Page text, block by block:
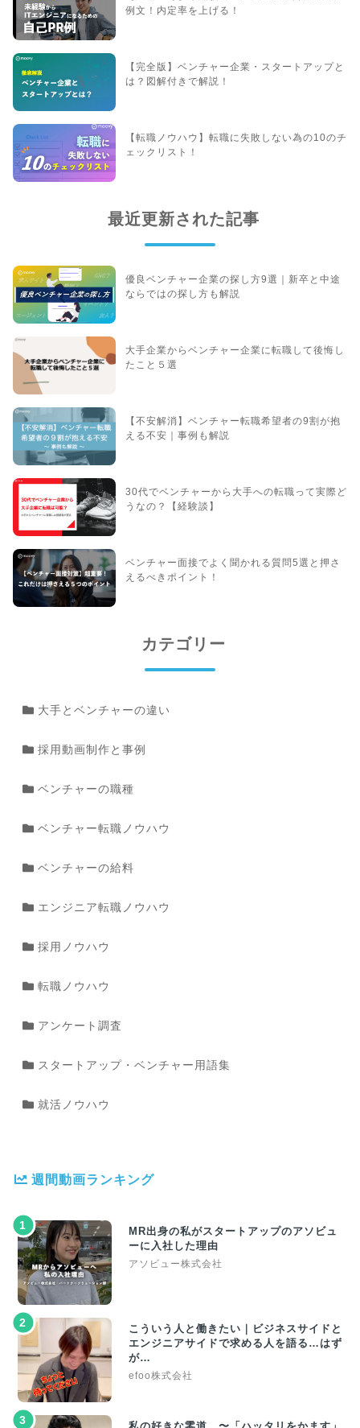
例文！内定率を上げる！
【完全版】ベンチャー企業・スタートアップと
は？図解付きで解説！
【転職ノウハウ】転職に失敗しない為の10のチ
ェックリスト！
最近更新された記事
優良ベンチャー企業の探し方9選｜新卒と中途
ならではの探し方も解説
大手企業からベンチャー企業に転職して後悔し
たこと５選
【不安解消】ベンチャー転職希望者の9割が抱
える不安｜事例も解説
30代でベンチャーから大手への転職って実際ど
うなの？【経験談】
ベンチャー面接でよく聞かれる質問5選と押さ
えるべきポイント！
カテゴリー
大手とベンチャーの違い
採用動画制作と事例
ベンチャーの職種
ベンチャー転職ノウハウ
ベンチャーの給料
エンジニア転職ノウハウ
採用ノウハウ
転職ノウハウ
アンケート調査
スタートアップ・ベンチャー用語集
就活ノウハウ
週間動画ランキング
1
MR出身の私がスタートアップのアソビュ
ーに入社した理由
アソビュー株式会社
2
こういう人と働きたい｜ビジネスサイドと
エンジニアサイドで求める人を語る…はず
が…
efoo株式会社
3